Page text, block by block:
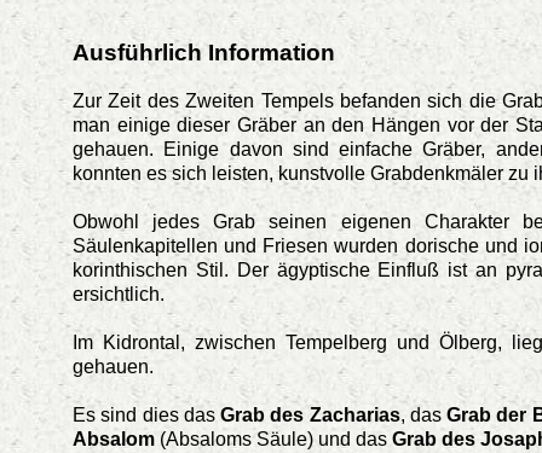
Ausführlich Information
Zur Zeit des Zweiten Tempels befanden sich die
man einige dieser Gräber an den Hängen vor der
gehauen. Einige davon sind einfache Gräber,
konnten es sich leisten, kunstvolle Grabdenkmäler zu
Obwohl jedes Grab seinen eigenen Charakter
Säulenkapitellen und Friesen wurden dorische und
korinthischen Stil. Der ägyptische Einfluß ist an
ersichtlich.
Im Kidrontal, zwischen Tempelberg und Ölberg,
gehauen.
Es sind dies das Grab des Zacharias, das Grab der
Absalom (Absaloms Säule) und das Grab des